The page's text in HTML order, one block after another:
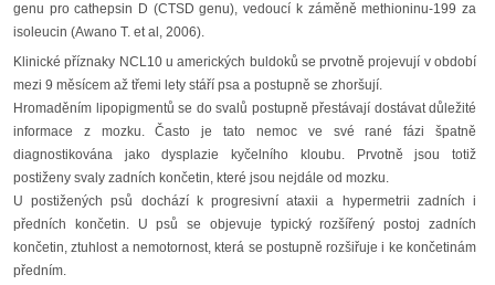
genu pro cathepsin D (CTSD genu), vedoucí k záměně methioninu-199 za
isoleucin (Awano T. et al, 2006).
Klinické příznaky NCL10 u amerických buldoků se prvotně projevují v období
mezi 9 měsícem až třemi lety stáří psa a postupně se zhoršují.
Hromaděním lipopigmentů se do svalů postupně přestávají dostávat důležité
informace z mozku. Často je tato nemoc ve své rané fázi špatně
diagnostikována jako dysplazie kyčelního kloubu. Prvotně jsou totiž
postiženy svaly zadních končetin, které jsou nejdále od mozku.
U postižených psů dochází k progresivní ataxii a hypermetrii zadních i
předních končetin. U psů se objevuje typický rozšířený postoj zadních
končetin, ztuhlost a nemotornost, která se postupně rozšiřuje i ke končetinám
předním.